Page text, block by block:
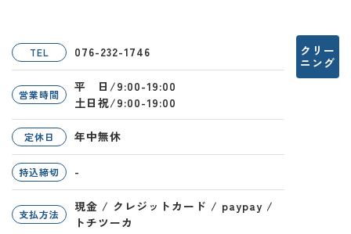
TEL 076-232-1746
営業時間
平 日/9:00-19:00
土日祝/9:00-19:00
定休日 年中無休
持込締切 -
支払方法
現金 / クレジットカード / paypay /
トチツーカ
クリー
ニング